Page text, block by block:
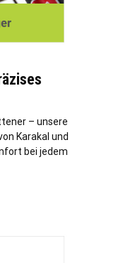
– unsere
Karakal und
bei jedem